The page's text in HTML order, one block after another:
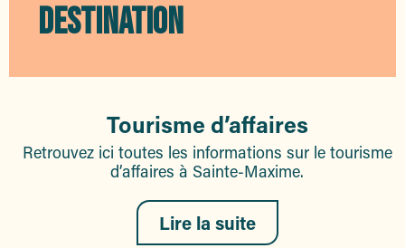
DESTINATION
Tourisme d’affaires
Retrouvez ici toutes les informations sur le tourisme
d’affaires à Sainte-Maxime.
Lire la suite